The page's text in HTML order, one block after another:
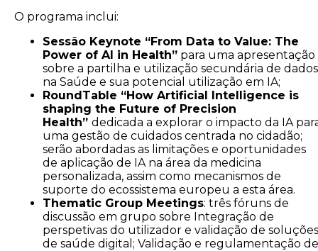
O programa inclui:
Sessão Keynote “From Data to Value: The
Power of AI in Health” para uma apresentação
sobre a partilha e utilização secundária de dados
na Saúde e sua potencial utilização em IA;
RoundTable “How Artificial Intelligence is
shaping the Future of Precision
Health” dedicada a explorar o impacto da IA
uma gestão de cuidados centrada no cidadão;
serão abordadas as limitações e oportunidades
de aplicação de IA na área da medicina
personalizada, assim como mecanismos de
suporte do ecossistema europeu a esta área.
Thematic Group Meetings: três fóruns de
discussão em grupo sobre Integração de
perspetivas do utilizador e validação de soluções
de saúde digital; Validação e regulamentação de